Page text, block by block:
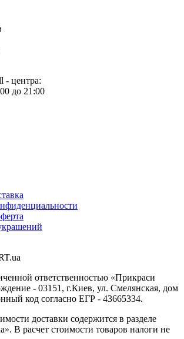
- центра:
до 21:00
ответственностью «Прикраси
- 03151, г.Киев, ул. Смелянская, дом
код согласно ЕГР - 43665334.
доставки содержится в разделе
В расчет стоимости товаров налоги не